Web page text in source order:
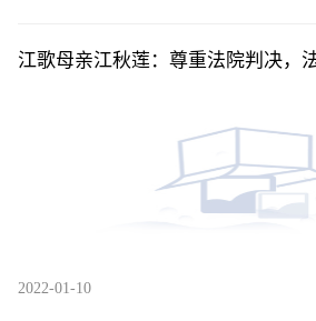
江歌母亲江秋莲：尊重法院判决，
2022-01-10